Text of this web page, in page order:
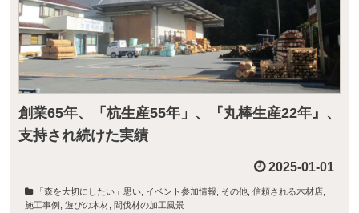
創業65年、「杭生産55年」、『丸棒生産22年』、
支持され続けた実績
2025-01-01
「森を大切にしたい」思い イベント参加情報 その他 信頼される木材店
施工事例 遊びの木材 間伐材の加工風景